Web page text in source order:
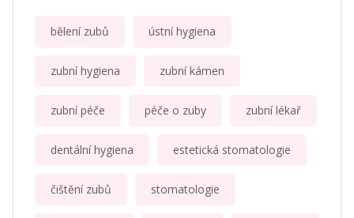
bělení zubů ústní hygiena
zubní hygiena zubní kámen
zubní péče péče o zuby zubní lékař
dentální hygiena estetická stomatologie
čištění zubů stomatologie